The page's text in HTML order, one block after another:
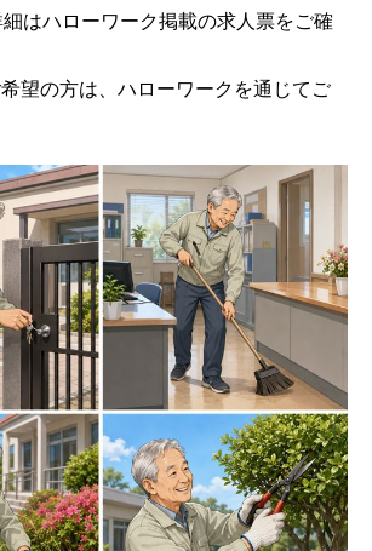
はハローワーク掲載の求人票をご確
、ハローワークを通じてご